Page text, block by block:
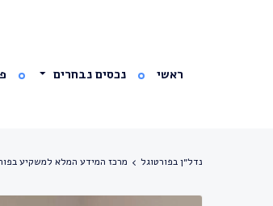
ראשי נכסים נבחרים
נדל״ן בפורטוגל מרכז המידע המלא למשקיע